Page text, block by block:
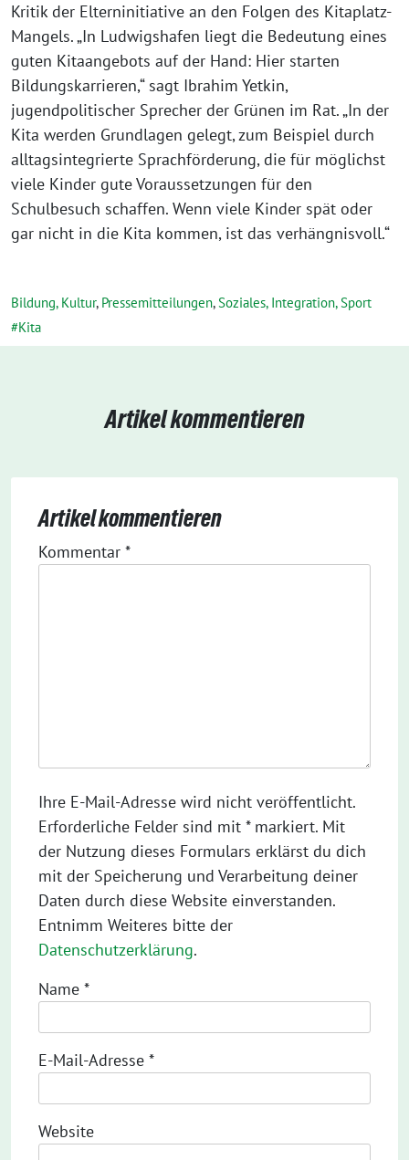
Kritik der Elterninitiative an den Folgen des Kitaplatz-
Mangels. „In Ludwigshafen liegt die Bedeutung eines
guten Kitaangebots auf der Hand: Hier starten
Bildungskarrieren,“ sagt Ibrahim Yetkin,
jugendpolitischer Sprecher der Grünen im Rat. „In der
Kita werden Grundlagen gelegt, zum Beispiel durch
alltagsintegrierte Sprachförderung, die für möglichst
viele Kinder gute Voraussetzungen für den
Schulbesuch schaffen. Wenn viele Kinder spät oder
gar nicht in die Kita kommen, ist das verhängnisvoll.“
Bildung, Kultur, Pressemitteilungen,Soziales, Integration, Sport
Kita
Artikel kommentieren
Artikel kommentieren
Kommentar *
Ihre E-Mail-Adresse wird nicht veröffentlicht.
Erforderliche Felder sind mit * markiert. Mit
der Nutzung dieses Formulars erklärst du dich
mit der Speicherung und Verarbeitung deiner
Daten durch diese Website einverstanden.
Entnimm Weiteres bitte der
Datenschutzerklärung.
Name *
E-Mail-Adresse *
Website